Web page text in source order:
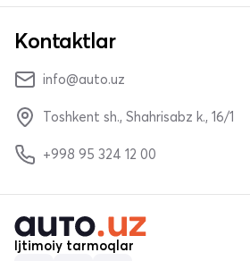
Kontaktlar
info@auto.uz
Toshkent sh., Shahrisabz k., 16/1
+998 95 324 12 00
Ijtimoiy tarmoqlar